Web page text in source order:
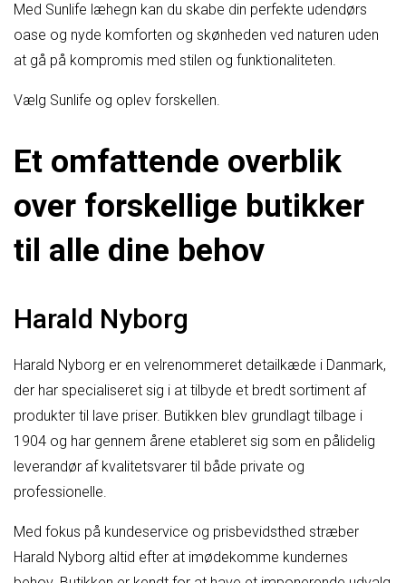
Med Sunlife læhegn kan du skabe din perfekte udendørs
oase og nyde komforten og skønheden ved naturen uden
at gå på kompromis med stilen og funktionaliteten.
Vælg Sunlife og oplev forskellen.
Et omfattende overblik
over forskellige butikker
til alle dine behov
Harald Nyborg
Harald Nyborg er en velrenommeret detailkæde i Danmark,
der har specialiseret sig i at tilbyde et bredt sortiment af
produkter til lave priser. Butikken blev grundlagt tilbage i
1904 og har gennem årene etableret sig som en pålidelig
leverandør af kvalitetsvarer til både private og
professionelle.
Med fokus på kundeservice og prisbevidsthed stræber
Harald Nyborg altid efter at imødekomme kundernes